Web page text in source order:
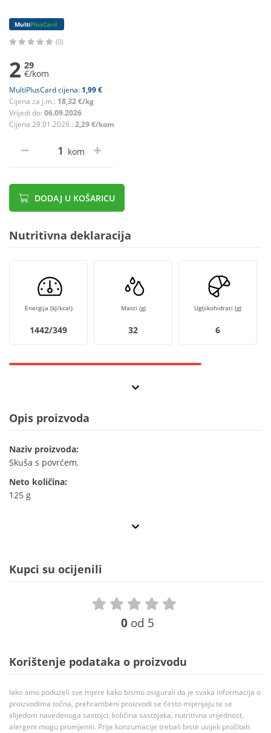
MultiPlusCard
(0)
2 29
€/kom
MultiPlusCard cijena: 1,99 €
Cijena za j.m.: 18,32 €/kg
Vrijedi do: 06.09.2026
Cijena 29.01.2026.: 2,29 €/kom
kom
DODAJ U KOŠARICU
Nutritivna deklaracija
Energija (kJ/kcal)
1442/349
Masti (g)
32
Ugljikohidrati (g)
6
Opis proizvoda
Naziv proizvoda:
Skuša s povrćem.
Neto količina:
125 g
Kupci su ocijenili
0 od 5
Korištenje podataka o proizvodu
Iako smo poduzeli sve mjere kako bismo osigurali da je svaka informacija o
proizvodima točna, prehrambeni proizvodi se često mijenjaju te se
slijedom navedenoga sastojci, količina sastojaka, nutritivna vrijednost,
alergeni mogu promjeniti. Prije konzumacije trebali biste uvijek pročitati